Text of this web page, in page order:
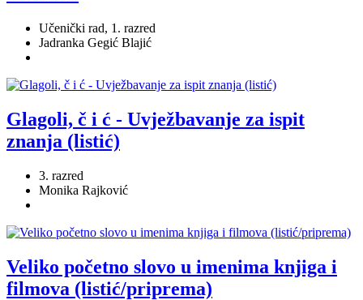
Učenički rad, 1. razred
Jadranka Gegić Blajić
Glagoli, č i ć - Uvježbavanje za ispit
znanja (listić)
3. razred
Monika Rajković
Veliko početno slovo u imenima knjiga i
filmova (listić/priprema)